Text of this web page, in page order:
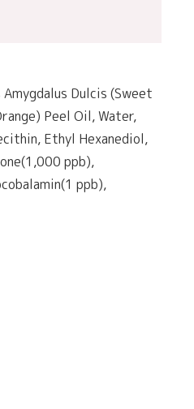
Dulcis (Sweet
Peel Oil, Water,
Ethyl Hexanediol,
ppb),
ppb),